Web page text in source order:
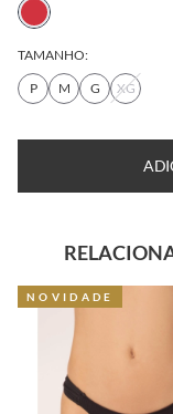
TAMANHO:
P
M G XG
NOVIDADE